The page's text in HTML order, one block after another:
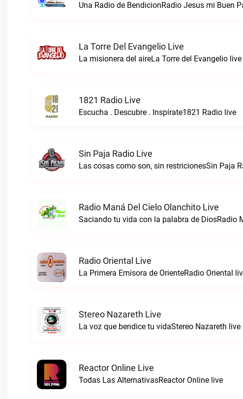
Una Radio de BendicionRadio Jesus mi Buen
La Torre Del Evangelio Live
La misionera del aireLa Torre del Evangelio live
1821 Radio Live
Escucha . Descubre . Inspírate1821 Radio live
Sin Paja Radio Live
Las cosas como son, sin restricionesSin Paja
Radio Maná Del Cielo Olanchito Live
Radio Oriental Live
La Primera Emisora de OrienteRadio Oriental
Stereo Nazareth Live
La voz que bendice tu vidaStereo Nazareth live
Reactor Online Live
Todas Las AlternativasReactor Online live